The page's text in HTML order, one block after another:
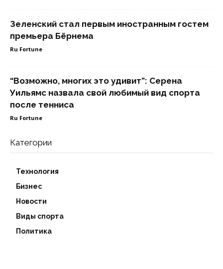
Зеленский стал первым иностранным гостем
премьера Бёрнема
Ru Fortune
“Возможно, многих это удивит”: Серена
Уильямс назвала свой любимый вид спорта
после тенниса
Ru Fortune
Категории
Технология
Бизнес
Новости
Виды спорта
Политика